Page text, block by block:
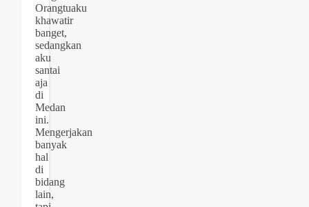
Orangtuaku
khawatir
banget,
sedangkan
aku
santai
aja
di
Medan
ini.
Mengerjakan
banyak
hal
di
bidang
lain,